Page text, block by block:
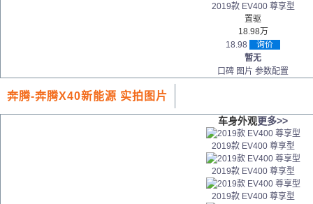
2019款 EV400 尊享型
置驱
18.98万
18.98
询价
暂无
口碑 图片 参数配置
奔腾-奔腾X40新能源 实拍图片
车身外观更多>>
2019款 EV400 尊享型
2019款 EV400 尊享型
2019款 EV400 尊享型